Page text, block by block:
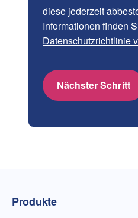
diese jederzeit
Informationen finden
Datenschutzrichtlinie
Nächster Schritt
Talkwalker-Homepage
Produkte